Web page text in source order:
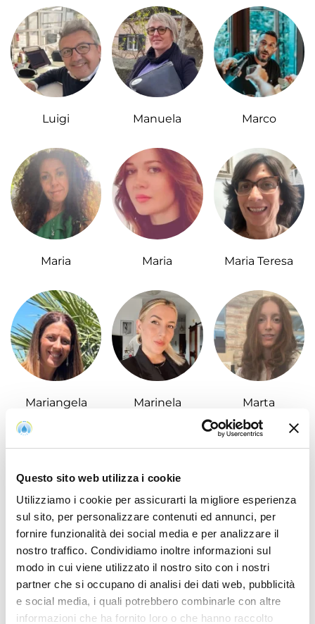
Questo sito web utilizza i cookie
Utilizziamo i cookie per assicurarti la migliore esperienza
sul sito, per personalizzare contenuti ed annunci, per
fornire funzionalità dei social media e per analizzare il
nostro traffico. Condividiamo inoltre informazioni sul
modo in cui viene utilizzato il nostro sito con i nostri
partner che si occupano di analisi dei dati web, pubblicità
e social media, i quali potrebbero combinarle con altre
informazioni che ha fornito loro o che hanno raccolto
Luigi Manuela Marco
Maria Maria Maria Teresa
Mariangela Marinela Marta
Massimiliano Michele Monica